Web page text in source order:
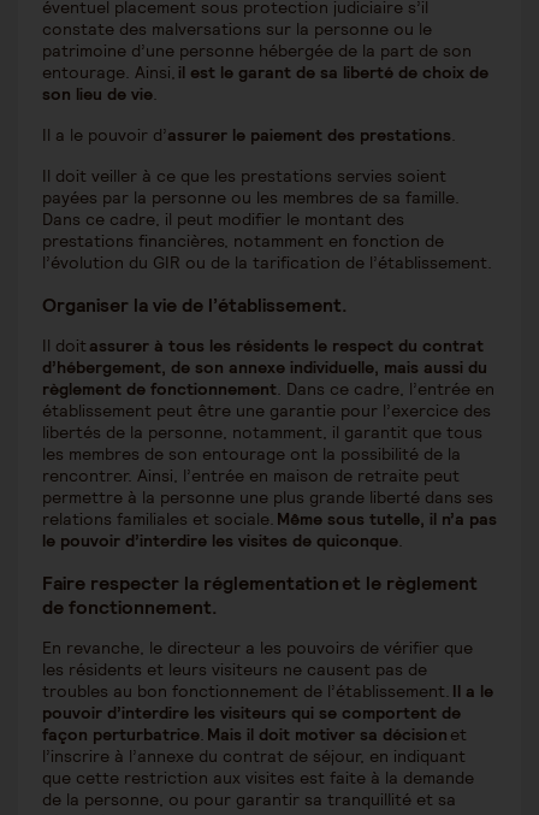
éventuel placement sous protection judiciaire s’il
constate des malversations sur la personne ou le
patrimoine d’une personne hébergée de la part de son
entourage. Ainsi, il est le garant de sa liberté de choix de
son lieu de vie.
Il a le pouvoir d’assurer le paiement des prestations.
Il doit veiller à ce que les prestations servies soient
payées par la personne ou les membres de sa famille.
Dans ce cadre, il peut modifier le montant des
prestations financières, notamment en fonction de
l’évolution du GIR ou de la tarification de l’établissement.
Organiser la vie de l’établissement.
Il doit assurer à tous les résidents le respect du contrat
d’hébergement, de son annexe individuelle, mais aussi du
règlement de fonctionnement. Dans ce cadre, l’entrée en
établissement peut être une garantie pour l’exercice des
libertés de la personne, notamment, il garantit que tous
les membres de son entourage ont la possibilité de la
rencontrer. Ainsi, l’entrée en maison de retraite peut
permettre à la personne une plus grande liberté dans ses
relations familiales et sociale. Même sous tutelle, il n’a pas
le pouvoir d’interdire les visites de quiconque.
Faire respecter la réglementation et le règlement
de fonctionnement.
En revanche, le directeur a les pouvoirs de vérifier que
les résidents et leurs visiteurs ne causent pas de
troubles au bon fonctionnement de l’établissement. Il a le
pouvoir d’interdire les visiteurs qui se comportent de
façon perturbatrice. Mais il doit motiver sa décision et
l’inscrire à l’annexe du contrat de séjour, en indiquant
que cette restriction aux visites est faite à la demande
de la personne, ou pour garantir sa tranquillité et sa